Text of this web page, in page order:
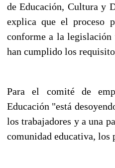
de Educación, Cultura y
explica que el proceso
conforme a la
han cumplido los
Para el comité de
Educación "está
los trabajadores y a una
comunidad educativa, los